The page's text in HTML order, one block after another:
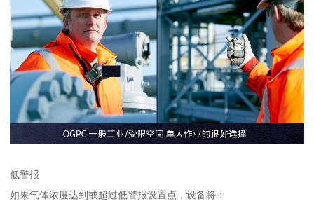
低警报
如果气体浓度达到或超过低警报设置点，设备将：